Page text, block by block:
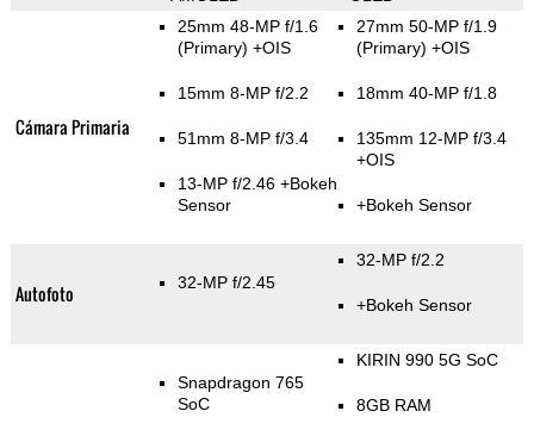
Cámara Primaria
25mm 48-MP f/1.6
(Primary) +OIS
15mm 8-MP f/2.2
51mm 8-MP f/3.4
13-MP f/2.46 +Bokeh
Sensor
27mm 50-MP f/1.9
(Primary) +OIS
18mm 40-MP f/1.8
135mm 12-MP f/3.4
+OIS
+Bokeh Sensor
Autofoto 32-MP f/2.45
32-MP f/2.2
+Bokeh Sensor
Snapdragon 765
SoC
KIRIN 990 5G SoC
8GB RAM